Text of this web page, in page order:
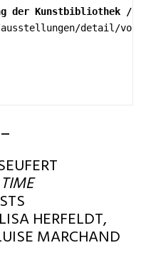
der Kunstbibliothek /
ausstellungen/detail/
HERFELDT,
MARCHAND